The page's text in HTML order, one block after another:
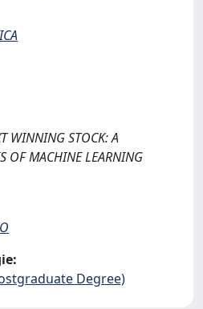
WINNING STOCK: A
OF MACHINE LEARNING
Degree)